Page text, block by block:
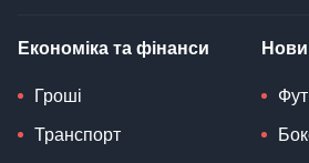
Економіка та фінанси
Гроші
Транспорт